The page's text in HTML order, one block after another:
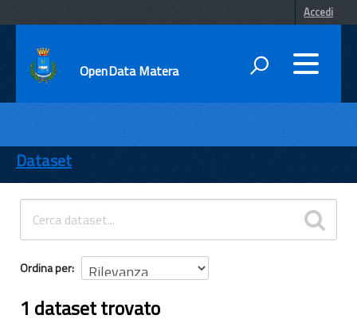
Accedi
OpenData Matera
ENTI
TEMI
INFORMAZIONI
Dataset
Ordina per
1 dataset trovato